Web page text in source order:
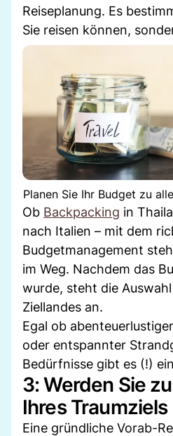
Reiseplanung. Es
Sie reisen können,
Planen Sie Ihr Budget zu
Ob Backpacking in
nach Italien – mit dem
Budgetmanagement
im Weg. Nachdem das
wurde, steht die
Ziellandes an.
Egal ob
oder entspannter
Bedürfnisse gibt es (!)
3: Werden Sie
Ihres Traumziels
Eine gründliche Vorab-